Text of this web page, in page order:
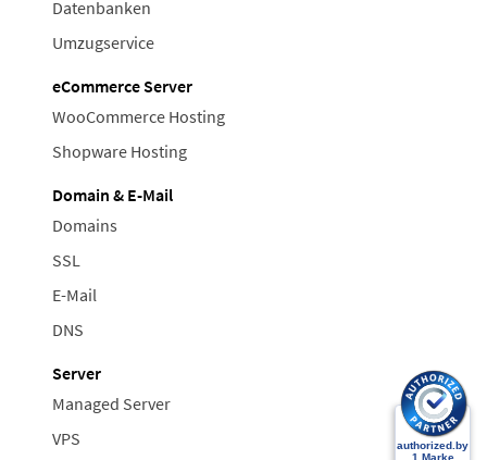
Datenbanken
Umzugservice
eCommerce Server
WooCommerce Hosting
Shopware Hosting
Domain & E-Mail
Domains
SSL
E-Mail
DNS
Server
Managed Server
VPS